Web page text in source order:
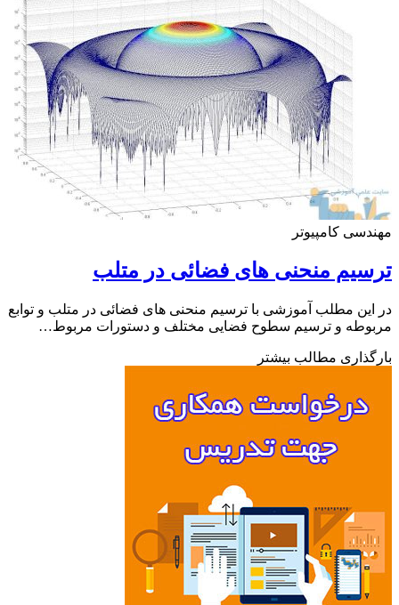
کامپیوتر
منحنی های فضائی در متلب
مطلب آموزشی با ترسیم منحنی های فضائی در متلب و توابع
و ترسیم سطوح فضایی مختلف و دستورات مربوط…
مطالب بیشتر